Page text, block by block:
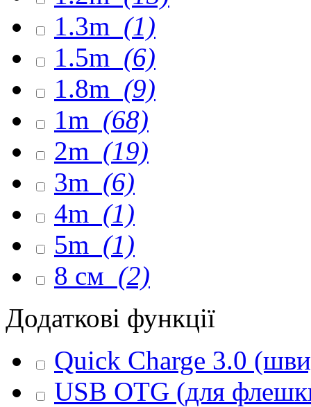
1.3m (1)
1.5m (6)
1.8m (9)
1m (68)
2m (19)
3m (6)
4m (1)
5m (1)
8 см (2)
Додаткові функції
Quick Charge 3.0
USB OTG (для